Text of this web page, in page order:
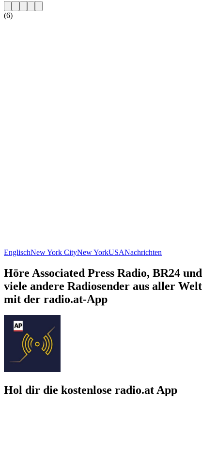
(6)
EnglischNew York CityNew YorkUSANachrichten
Höre Associated Press Radio, BR24 und
viele andere Radiosender aus aller Welt
mit der radio.at-App
Hol dir die kostenlose radio.at App